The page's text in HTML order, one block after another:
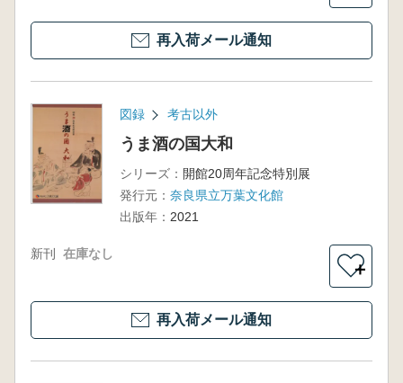
再入荷メール通知
図録 考古以外
うま酒の国大和
シリーズ： 開館20周年記念特別展
発行元： 奈良県立万葉文化館
出版年： 2021
新刊 在庫なし
＋
再入荷メール通知